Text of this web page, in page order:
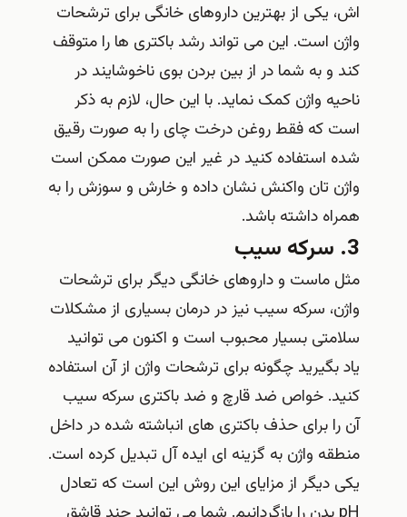
اش، یکی از بهترین داروهای خانگی برای ترشحات
واژن است. این می تواند رشد باکتری ها را متوقف
کند و به شما در از بین بردن بوی ناخوشایند در
ناحیه واژن کمک نماید. با این حال، لازم به ذکر
است که فقط روغن درخت چای را به صورت رقیق
شده استفاده کنید در غیر این صورت ممکن است
واژن تان واکنش نشان داده و خارش و سوزش را به
همراه داشته باشد.
3. سرکه سیب
مثل ماست و داروهای خانگی دیگر برای ترشحات
واژن، سرکه سیب نیز در درمان بسیاری از مشکلات
سلامتی بسیار محبوب است و اکنون می توانید
یاد بگیرید چگونه برای ترشحات واژن از آن استفاده
کنید. خواص ضد قارچ و ضد باکتری سرکه سیب
آن را برای حذف باکتری های انباشته شده در داخل
منطقه واژن به گزینه ای ایده آل تبدیل کرده است.
یکی دیگر از مزایای این روش این است که تعادل